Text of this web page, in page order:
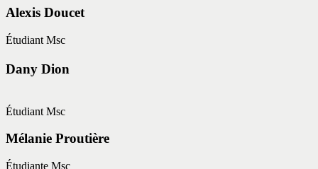
Alexis Doucet
ㅤÉtudiant Msc
Dany Dion
Étudiant Msc
Mélanie Proutière
Étudiante Msc